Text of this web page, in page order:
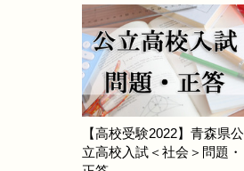
【高校受験2022】青森県公
立高校入試＜社会＞問題・